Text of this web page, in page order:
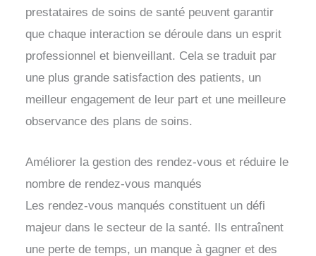
prestataires de soins de santé peuvent garantir
que chaque interaction se déroule dans un esprit
professionnel et bienveillant. Cela se traduit par
une plus grande satisfaction des patients, un
meilleur engagement de leur part et une meilleure
observance des plans de soins.
Améliorer la gestion des rendez-vous et réduire le
nombre de rendez-vous manqués
Les rendez-vous manqués constituent un défi
majeur dans le secteur de la santé. Ils entraînent
une perte de temps, un manque à gagner et des